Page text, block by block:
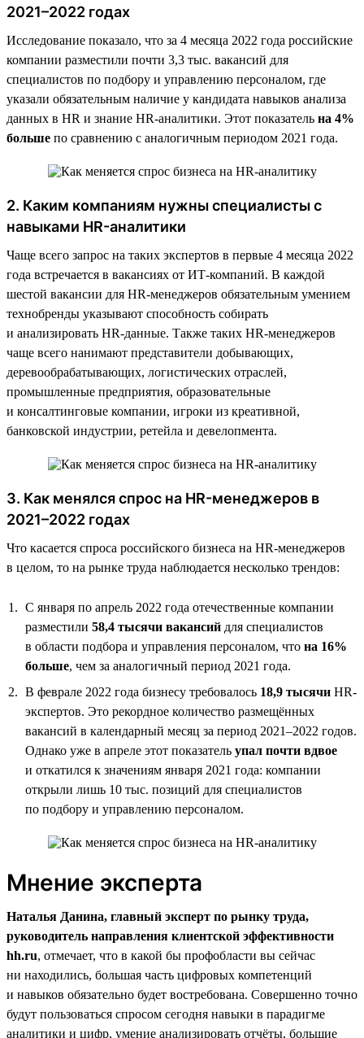
2021–2022 годах
Исследование показало, что за 4 месяца 2022 года российские
компании разместили почти 3,3 тыс. вакансий для
специалистов по подбору и управлению персоналом, где
указали обязательным наличие у кандидата навыков анализа
данных в HR и знание HR-аналитики. Этот показатель на 4%
больше по сравнению с аналогичным периодом 2021 года.
2. Каким компаниям нужны специалисты с
навыками HR-аналитики
Чаще всего запрос на таких экспертов в первые 4 месяца 2022
года встречается в вакансиях от ИТ-компаний. В каждой
шестой вакансии для HR-менеджеров обязательным умением
технобренды указывают способность собирать
и анализировать HR-данные. Также таких HR-менеджеров
чаще всего нанимают представители добывающих,
деревообрабатывающих, логистических отраслей,
промышленные предприятия, образовательные
и консалтинговые компании, игроки из креативной,
банковской индустрии, ретейла и девелопмента.
3. Как менялся спрос на HR-менеджеров в
2021–2022 годах
Что касается спроса российского бизнеса на HR-менеджеров
в целом, то на рынке труда наблюдается несколько трендов:
С января по апрель 2022 года отечественные компании
разместили 58,4 тысячи вакансий для специалистов
в области подбора и управления персоналом, что на 16%
больше, чем за аналогичный период 2021 года.
В феврале 2022 года бизнесу требовалось 18,9 тысячи HR-
экспертов. Это рекордное количество размещённых
вакансий в календарный месяц за период 2021–2022 годов.
Однако уже в апреле этот показатель упал почти вдвое
и откатился к значениям января 2021 года: компании
открыли лишь 10 тыс. позиций для специалистов
по подбору и управлению персоналом.
Мнение эксперта
Наталья Данина, главный эксперт по рынку труда,
руководитель направления клиентской эффективности
hh.ru, отмечает, что в какой бы профобласти вы сейчас
ни находились, большая часть цифровых компетенций
и навыков обязательно будет востребована. Совершенно точно
будут пользоваться спросом сегодня навыки в парадигме
аналитики и цифр, умение анализировать отчёты, большие